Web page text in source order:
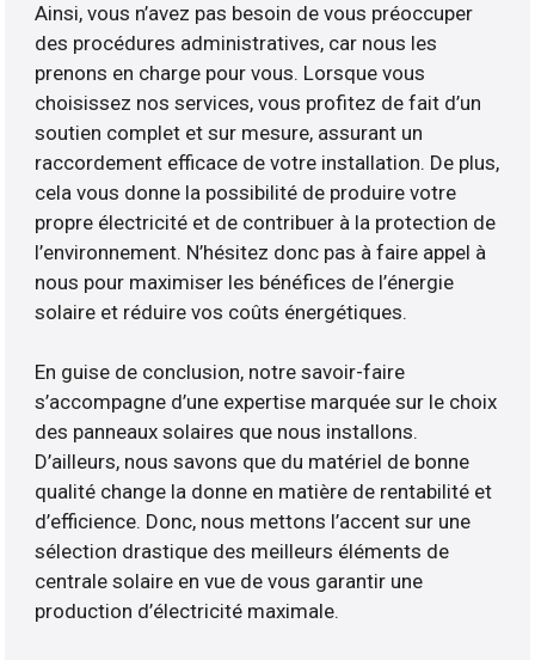
Ainsi, vous n’avez pas besoin de vous préoccuper
des procédures administratives, car nous les
prenons en charge pour vous. Lorsque vous
choisissez nos services, vous profitez de fait d’un
soutien complet et sur mesure, assurant un
raccordement efficace de votre installation. De plus,
cela vous donne la possibilité de produire votre
propre électricité et de contribuer à la protection de
l’environnement. N’hésitez donc pas à faire appel à
nous pour maximiser les bénéfices de l’énergie
solaire et réduire vos coûts énergétiques.
En guise de conclusion, notre savoir-faire
s’accompagne d’une expertise marquée sur le choix
des panneaux solaires que nous installons.
D’ailleurs, nous savons que du matériel de bonne
qualité change la donne en matière de rentabilité et
d’efficience. Donc, nous mettons l’accent sur une
sélection drastique des meilleurs éléments de
centrale solaire en vue de vous garantir une
production d’électricité maximale.